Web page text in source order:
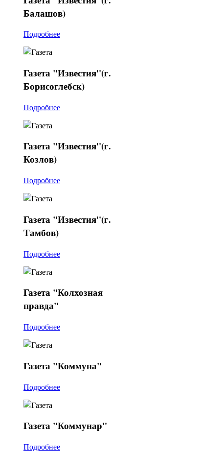
Балашов)
Подробнее
Газета "Известия"(г.
Борисоглебск)
Подробнее
Газета "Известия"(г.
Козлов)
Подробнее
Газета "Известия"(г.
Тамбов)
Подробнее
Газета "Колхозная
правда"
Подробнее
Газета "Коммуна"
Подробнее
Газета "Коммунар"
Подробнее